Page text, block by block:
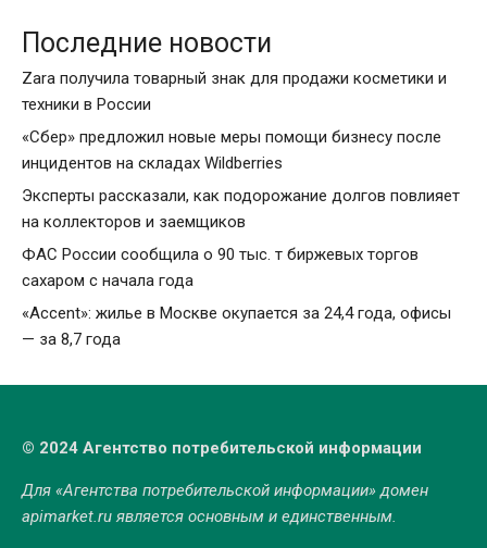
Последние новости
Zara получила товарный знак для продажи косметики и
техники в России
«Сбер» предложил новые меры помощи бизнесу после
инцидентов на складах Wildberries
Эксперты рассказали, как подорожание долгов повлияет
на коллекторов и заемщиков
ФАС России сообщила о 90 тыс. т биржевых торгов
сахаром с начала года
«Accent»: жилье в Москве окупается за 24,4 года, офисы
— за 8,7 года
© 2024 Агентство потребительской информации
Для «Агентства потребительской информации» домен
apimarket.ruявляется основным и единственным.